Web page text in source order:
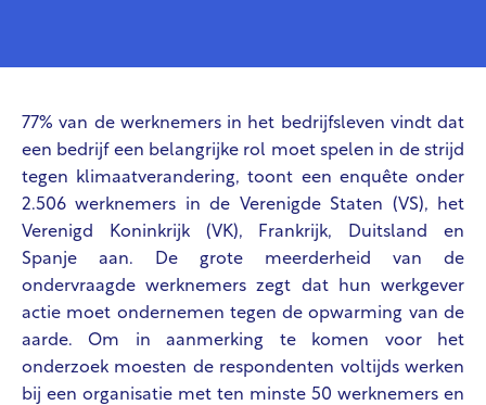
77% van de werknemers in het bedrijfsleven vindt dat
een bedrijf een belangrijke rol moet spelen in de strijd
tegen klimaatverandering, toont een enquête onder
2.506 werknemers in de Verenigde Staten (VS), het
Verenigd Koninkrijk (VK), Frankrijk, Duitsland en
Spanje aan. De grote meerderheid van de
ondervraagde werknemers zegt dat hun werkgever
actie moet ondernemen tegen de opwarming van de
aarde. Om in aanmerking te komen voor het
onderzoek moesten de respondenten voltijds werken
bij een organisatie met ten minste 50 werknemers en